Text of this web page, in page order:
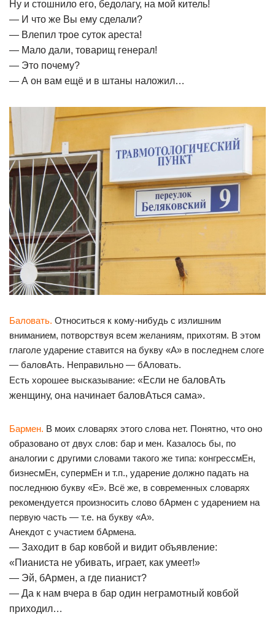
Ну и стошнило его, бедолагу, на мой китель!
— И что же Вы ему сделали?
— Влепил трое суток ареста!
— Мало дали, товарищ генерал!
— Это почему?
— А он вам ещё и в штаны наложил…
Баловать. Относиться к кому-нибудь с излишним
вниманием, потворствуя всем желаниям, прихотям. В этом
глаголе ударение ставится на букву «А» в последнем слоге
— баловАть. Неправильно — бАловать.
Есть хорошее высказывание: «Если не баловАть
женщину, она начинает баловАться сама».
Бармен. В моих словарях этого слова нет. Понятно, что оно
образовано от двух слов: бар и мен. Казалось бы, по
аналогии с другими словами такого же типа: конгрессмЕн,
бизнесмЕн, супермЕн и т.п., ударение должно падать на
последнюю букву «Е». Всё же, в современных словарях
рекомендуется произносить слово бАрмен с ударением на
первую часть — т.е. на букву «А».
Анекдот с участием бАрмена.
— Заходит в бар ковбой и видит объявление:
«Пианиста не убивать, играет, как умеет!»
— Эй, бАрмен, а где пианист?
— Да к нам вчера в бар один неграмотный ковбой
приходил…